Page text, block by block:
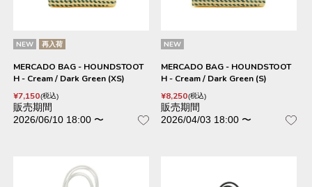
NEW 再入荷
MERCADO BAG - HOUNDSTOOT
H - Cream / Dark Green (XS)
¥7,150 税込
販売期間
2026/06/10 18:00 〜
NEW
MERCADO BAG - HOUNDSTOOT
H - Cream / Dark Green (S)
¥8,250 税込
販売期間
2026/04/03 18:00 〜